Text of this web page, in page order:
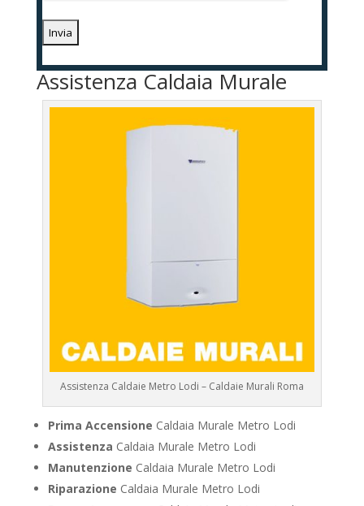
Assistenza Caldaia Murale
Assistenza Caldaie Metro Lodi – Caldaie Murali Roma
Prima Accensione Caldaia Murale Metro Lodi
Assistenza Caldaia Murale Metro Lodi
Manutenzione Caldaia Murale Metro Lodi
Riparazione Caldaia Murale Metro Lodi